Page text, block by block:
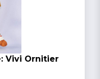
Vivi Ornitier